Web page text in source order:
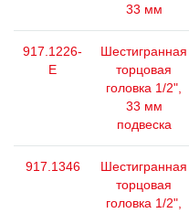
33 мм
917.1226-
E
Шестигранная
торцовая
головка 1/2",
33 мм
подвеска
917.1346
Шестигранная
торцовая
головка 1/2",